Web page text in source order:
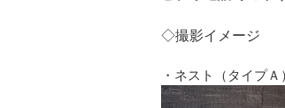
◇撮影イメージ
・ネスト（タイプＡ